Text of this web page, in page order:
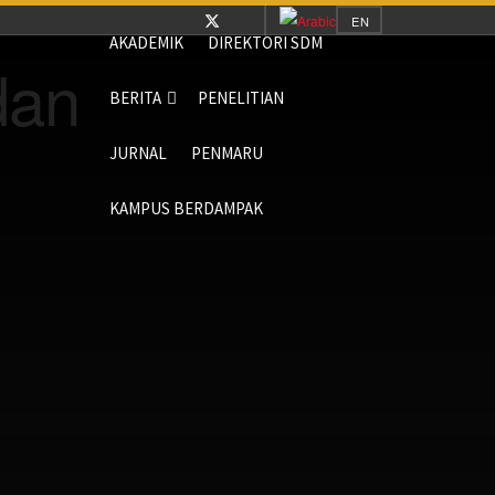
EN
AKADEMIK DIREKTORI SDM
BERITA PENELITIAN
JURNAL PENMARU
KAMPUS BERDAMPAK